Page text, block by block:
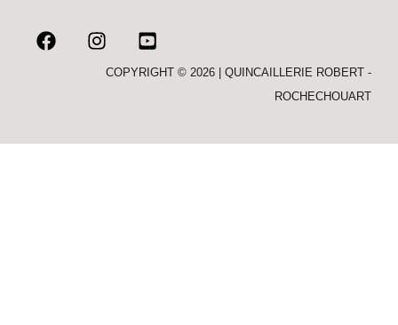
COPYRIGHT © 2026 | QUINCAILLERIE ROBERT -
ROCHECHOUART